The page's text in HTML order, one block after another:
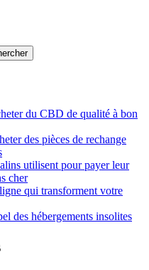
du CBD de qualité à bon
des pièces de rechange
utilisent pour payer leur
cher
qui transforment votre
des hébergements insolites